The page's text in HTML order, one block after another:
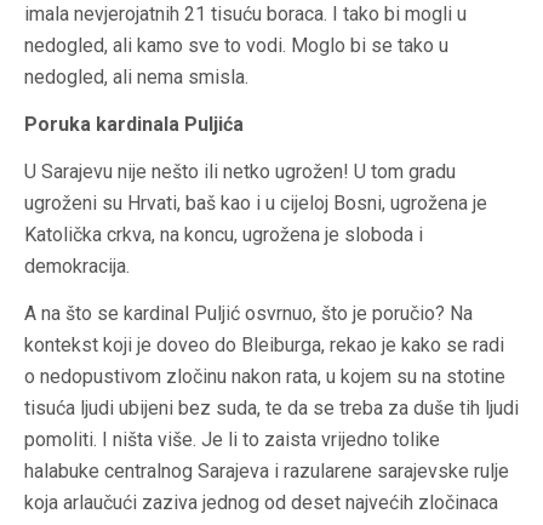
imala nevjerojatnih 21 tisuću boraca. I tako bi mogli u
nedogled, ali kamo sve to vodi. Moglo bi se tako u
nedogled, ali nema smisla.
Poruka kardinala Puljića
U Sarajevu nije nešto ili netko ugrožen! U tom gradu
ugroženi su Hrvati, baš kao i u cijeloj Bosni, ugrožena je
Katolička crkva, na koncu, ugrožena je sloboda i
demokracija.
A na što se kardinal Puljić osvrnuo, što je poručio? Na
kontekst koji je doveo do Bleiburga, rekao je kako se radi
o nedopustivom zločinu nakon rata, u kojem su na stotine
tisuća ljudi ubijeni bez suda, te da se treba za duše tih ljudi
pomoliti. I ništa više. Je li to zaista vrijedno tolike
halabuke centralnog Sarajeva i razularene sarajevske rulje
koja arlaučući zaziva jednog od deset najvećih zločinaca